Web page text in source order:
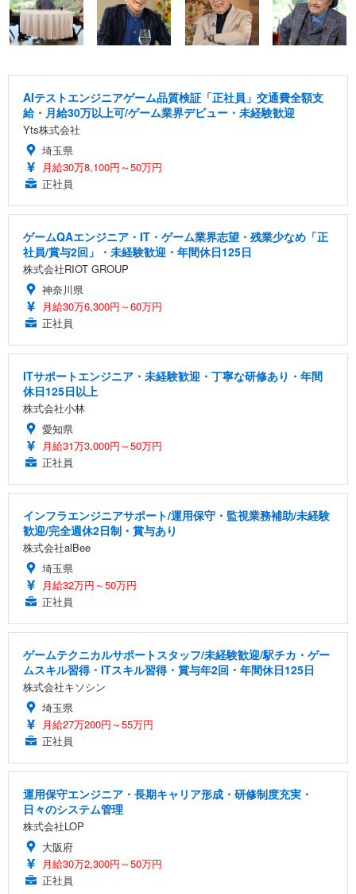
AIテストエンジニアゲーム品質検証「正社員」交通費全額支
給・月給30万以上可/ゲーム業界デビュー・未経験歓迎
Yts株式会社
埼玉県
月給30万8,100円～50万円
正社員
ゲームQAエンジニア・IT・ゲーム業界志望・残業少なめ「正
社員/賞与2回」・未経験歓迎・年間休日125日
株式会社RIOT GROUP
神奈川県
月給30万6,300円～60万円
正社員
ITサポートエンジニア・未経験歓迎・丁寧な研修あり・年間
休日125日以上
株式会社小林
愛知県
月給31万3,000円～50万円
正社員
インフラエンジニアサポート/運用保守・監視業務補助/未経験
歓迎/完全週休2日制・賞与あり
株式会社alBee
埼玉県
月給32万円～50万円
正社員
ゲームテクニカルサポートスタッフ/未経験歓迎/駅チカ・ゲー
ムスキル習得・ITスキル習得・賞与年2回・年間休日125日
株式会社キソシン
埼玉県
月給27万200円～55万円
正社員
運用保守エンジニア・長期キャリア形成・研修制度充実・
日々のシステム管理
株式会社LOP
大阪府
月給30万2,300円～50万円
正社員